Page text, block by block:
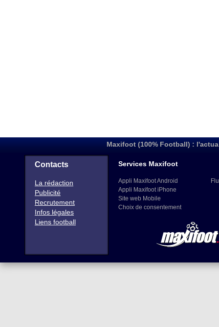
Maxifoot (100% Football) :
Contacts
La rédaction
Publicité
Recrutement
Infos légales
Liens football
Services Maxifoot
Appli Maxifoot Android
Appli Maxifoot iPhone
Site web Mobile
Choix de consentement